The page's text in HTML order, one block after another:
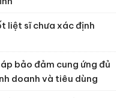
liệt sĩ chưa xác định
bảo đảm cung ứng đủ
doanh và tiêu dùng